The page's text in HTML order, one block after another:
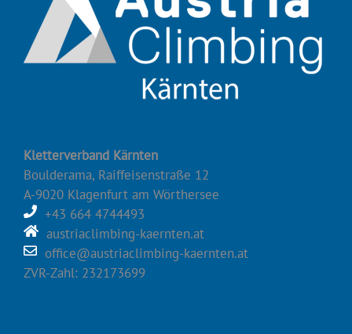
Kletterverband Kärnten
Boulderama, Raiffeisenstraße 12
A-9020 Klagenfurt am Wörthersee
+43 664 4744493
austriaclimbing-kaernten.at
office@austriaclimbing-kaernten.at
ZVR-Zahl: 232173699